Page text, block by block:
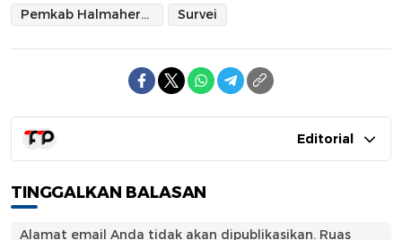
Pemkab Halmahera Barat
Survei
Editorial
TINGGALKAN BALASAN
Alamat email Anda tidak akan dipublikasikan. Ruas